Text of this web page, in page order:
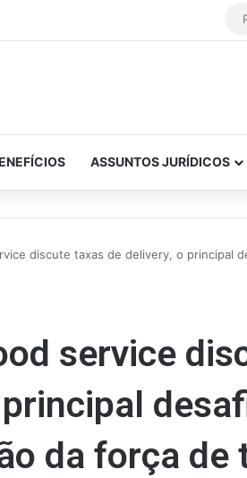
ASSUNTOS JURÍDICOS
discute taxas de delivery, o principal
service
da força de